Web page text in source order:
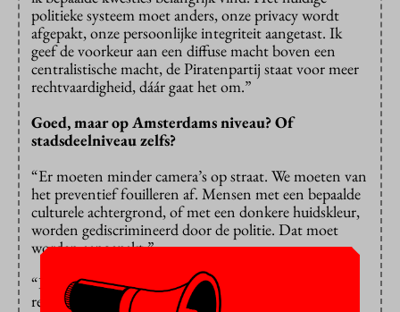
politieke systeem moet anders, onze privacy wordt
afgepakt, onze persoonlijke integriteit aangetast. Ik
geef de voorkeur aan een diffuse macht boven een
centralistische macht, de Piratenpartij staat voor meer
rechtvaardigheid, dáár gaat het om.”
Goed, maar op Amsterdams niveau? Of
stadsdeelniveau zelfs?
“Er moeten minder camera’s op straat. We moeten van
het preventief fouilleren af. Mensen met een bepaalde
culturele achtergrond, of met een donkere huidskleur,
worden gediscrimineerd door de politie. Dat moet
worden aangepakt.”
“Ik ben ook voor vrije informatie en iedereen heeft
recht op goed onderwijs. Door te studeren, wordt er